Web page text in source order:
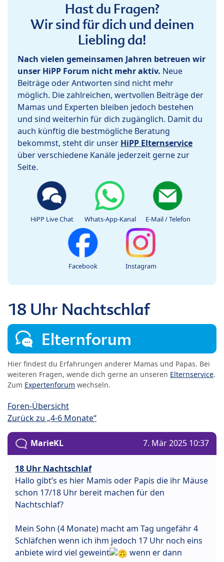
Hast du Fragen?
Wir sind für dich und deinen
Liebling da!
Nach vielen gemeinsamen Jahren betreuen wir
unser HiPP Forum nicht mehr aktiv. Neue
Beiträge oder Antworten sind nicht mehr
möglich. Die zahlreichen, wertvollen Beiträge der
Mamas und Experten bleiben jedoch bestehen
und sind weiterhin für dich zugänglich. Damit du
auch künftig die bestmögliche Beratung
bekommst, steht dir unser HiPP Elternservice
über verschiedene Kanäle jederzeit gerne zur
Seite.
HiPP Live Chat Whats-App-Kanal E-Mail / Telefon
Facebook Instagram
18 Uhr Nachtschlaf
Elternforum
Hier findest du Erfahrungen anderer Mamas und Papas. Bei
weiteren Fragen, wende dich gerne an unseren Elternservice.
Zum Expertenforum wechseln.
Foren-Übersicht
Zurück zu „4-6 Monate“
MarieKL 7. Mär 2025 10:37
18 Uhr Nachtschlaf
Hallo gibt’s es hier Mamis oder Papis die ihr Mäuse
schon 17/18 Uhr bereit machen für den
Nachtschlaf?
Mein Sohn (4 Monate) macht am Tag ungefähr 4
Schläfchen wenn ich ihm jedoch 17 Uhr noch eins
anbiete wird viel geweint
wenn er dann